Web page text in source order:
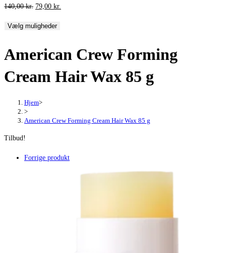
140,00kr. Den
pris
140,00 kr..
79,00 kr.
79,00 kr..
Vælg muligheder
American Crew Forming
Cream Hair Wax 85 g
Hjem>
>
American Crew Forming Cream Hair Wax 85 g
Tilbud!
Forrige produkt